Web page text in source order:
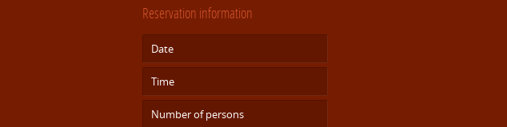
Reservation information